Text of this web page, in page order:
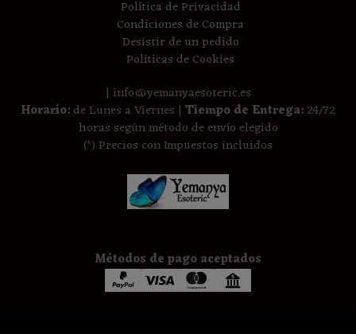
Política de Privacidad
Condiciones de Compra
Desistir de un pedido
Políticas de Cookies
| info@yemanyaesoteric.es
Horario:de Lunes a Viernes | Tiempo de Entrega:24/72
horas según método de envío elegido
(*) Precios con Impuestos incluidos
Métodos de pago aceptados